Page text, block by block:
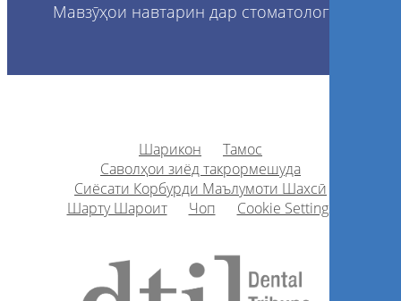
Мавзӯҳои навтарин дар стоматология
Шарикон
Тамос
Саволҳои зиёд такрормешуда
Сиёсати Корбурди Маълумоти Шахсӣ
Шарту Шароит
Чоп Cookie Settings